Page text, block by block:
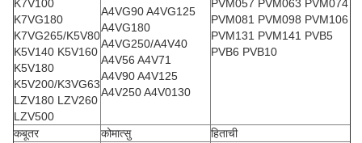
K7V100
K7VG180
K7VG265/K5V80
K5V140 K5V160
K5V180
K5V200/K3VG63
LZV180 LZV260
LZV500
A4VG90 A4VG125
A4VG180
A4VG250/A4V40
A4V56 A4V71
A4V90 A4V125
A4V250 A4V0130
PVM057 PVM063 PVM074
PVM081 PVM098 PVM106
PVM131 PVM141 PVB5
PVB6 PVB10
कबूतर कोमात्सु
हिताची